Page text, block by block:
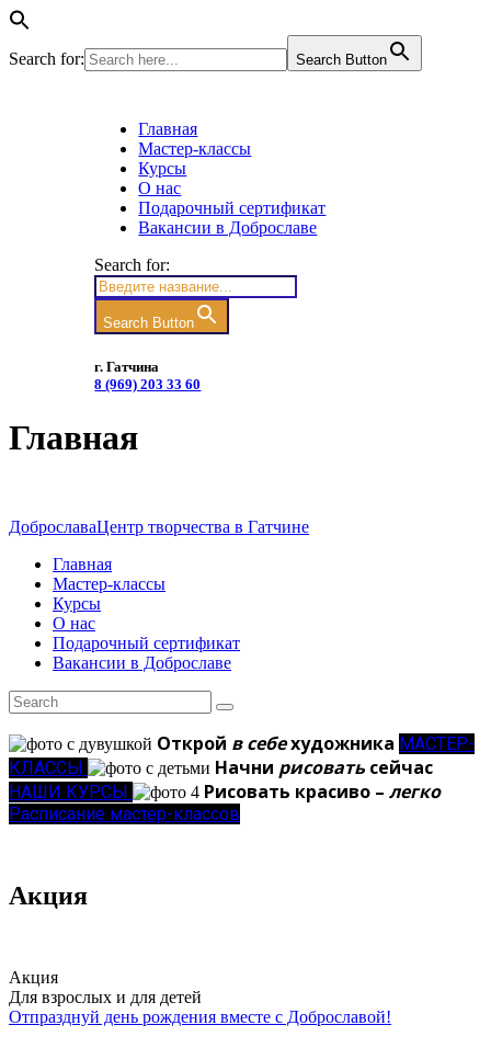
Search for: Search Button
Главная
Мастер-классы
Курсы
О нас
Подарочный сертификат
Вакансии в Доброславе
Search for:
Search Button
г. Гатчина
8 (969) 203 33 60
Главная
ДоброславаЦентр творчества в Гатчине
Главная
Мастер-классы
Курсы
О нас
Подарочный сертификат
Вакансии в Доброславе
Открой в себехудожника МАСТЕР-
КЛАССЫ
Начни рисовать сейчас
НАШИ КУРСЫ Рисовать красиво – легко
Расписание мастер-классов
Акция
Акция
Для взрослых и для детей
Отпразднуй день рождения вместе с Доброславой!